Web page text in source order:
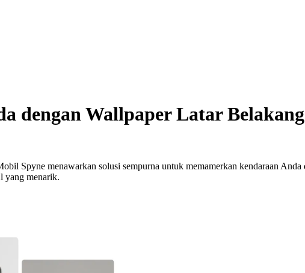
dengan Wallpaper Latar
Spyne menawarkan solusi sempurna untuk memamerkan kendaraan
yang menarik.